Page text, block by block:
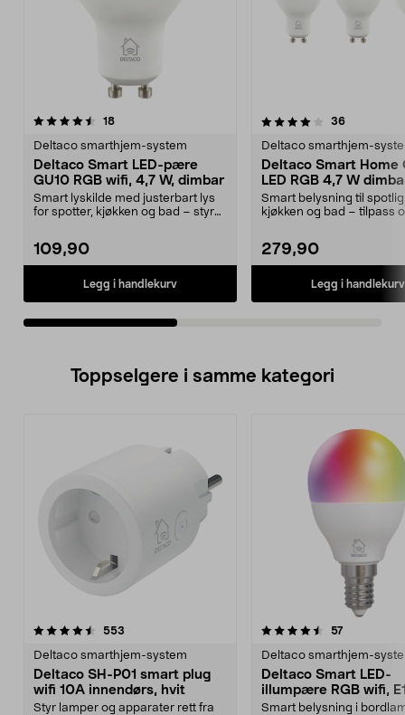
18anmeldelser
Deltaco smarthjem-system
Deltaco Smart LED-pære
GU10 RGB wifi, 4,7 W, dimbar
Smart lyskilde med justerbart lys
for spotter, kjøkken og bad – styr
109,90
Legg i handlekurv
4.0av 5 stjerner 36
Deltaco smarthjem-
Deltaco Smart Home
LED RGB 4,7 W
pakning
Smart belysning til
kjøkken og bad – tilpass
279,90
Legg i handlekurv
4.5av 5 stjerner
Toppselgere i samme kategori
553
Deltaco smarthjem-system
Deltaco SH-P01 smart plug
wifi 10A innendørs, hvit
Styr lamper og apparater rett fra
4.5 av 5 stjerner 57anmeldelser
Deltaco smarthjem-
Deltaco Smart LED-
illumpære RGB wifi,
W dimbar
Smart belysning i
4.0 av 5 stjerner